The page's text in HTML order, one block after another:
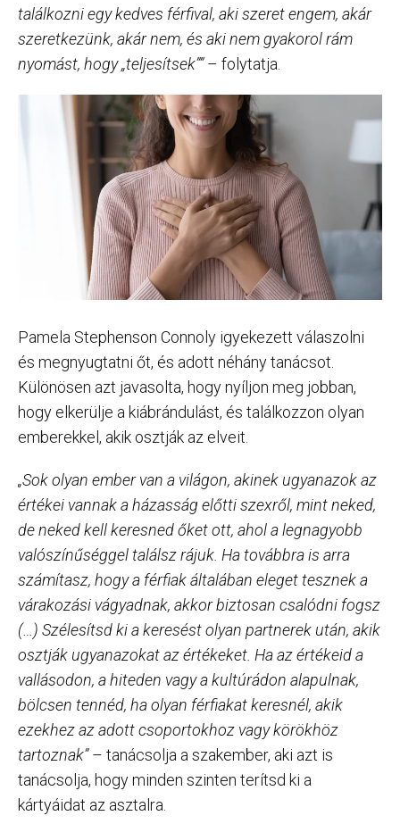
találkozni egy kedves férfival, aki szeret engem, akár
szeretkezünk, akár nem, és aki nem gyakorol rám
nyomást, hogy „teljesítsek””– folytatja.
Pamela Stephenson Connoly igyekezett válaszolni
és megnyugtatni őt, és adott néhány tanácsot.
Különösen azt javasolta, hogy nyíljon meg jobban,
hogy elkerülje a kiábrándulást, és találkozzon olyan
emberekkel, akik osztják az elveit.
„Sok olyan ember van a világon, akinek ugyanazok az
értékei vannak a házasság előtti szexről, mint neked,
de neked kell keresned őket ott, ahol a legnagyobb
valószínűséggel találsz rájuk. Ha továbbra is arra
számítasz, hogy a férfiak általában eleget tesznek a
várakozási vágyadnak, akkor biztosan csalódni fogsz
(…) Szélesítsd ki a keresést olyan partnerek után, akik
osztják ugyanazokat az értékeket. Ha az értékeid a
vallásodon, a hiteden vagy a kultúrádon alapulnak,
bölcsen tennéd, ha olyan férfiakat keresnél, akik
ezekhez az adott csoportokhoz vagy körökhöz
tartoznak”– tanácsolja a szakember, aki azt is
tanácsolja, hogy minden szinten terítsd ki a
kártyáidat az asztalra.